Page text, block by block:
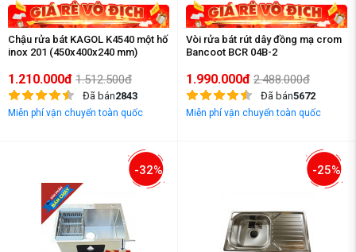
Chậu rửa bát KAGOL K4540 một hố
inox 201 (450x400x240 mm)
1.210.000đ 1.512.500đ
Đã bán2843
Miễn phí vận chuyển toàn quốc
Vòi rửa bát rút dây đồng mạ crom
Bancoot BCR 04B-2
1.990.000đ 2.488.000đ
Đã bán5672
Miễn phí vận chuyển toàn quốc
-32% -25%